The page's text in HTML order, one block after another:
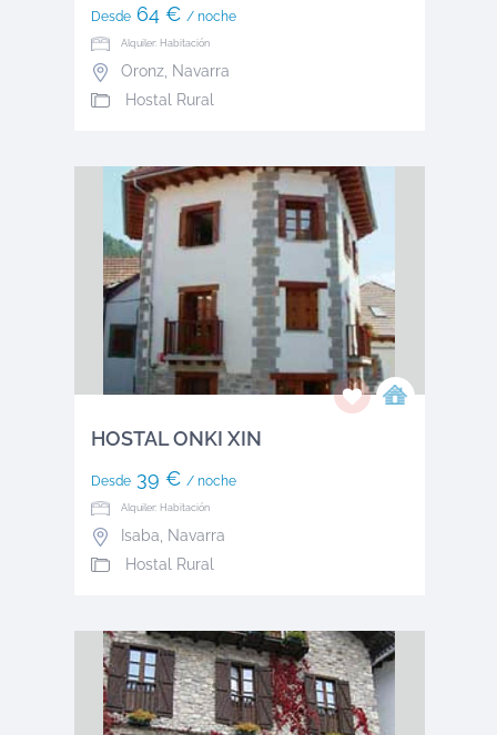
Desde64 € / noche
Alquiler: Habitación
Oronz, Navarra
Hostal Rural
HOSTAL ONKI XIN
Desde39 € / noche
Alquiler: Habitación
Isaba, Navarra
Hostal Rural